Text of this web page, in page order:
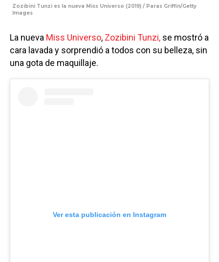
Zozibini Tunzi es la nueva Miss Universo (2019) / Paras Griffin/Getty
Images
La nueva Miss Universo, Zozibini Tunzi, se mostró a
cara lavada y sorprendió a todos con su belleza, sin
una gota de maquillaje.
Ver esta publicación en Instagram